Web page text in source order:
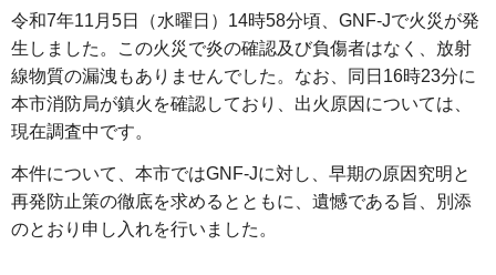
令和7年11月5日（水曜日）14時58分頃、GNF-Jで火災が発
生しました。この火災で炎の確認及び負傷者はなく、放射
線物質の漏洩もありませんでした。なお、同日16時23分に
本市消防局が鎮火を確認しており、出火原因については、
現在調査中です。
本件について、本市ではGNF-Jに対し、早期の原因究明と
再発防止策の徹底を求めるとともに、遺憾である旨、別添
のとおり申し入れを行いました。